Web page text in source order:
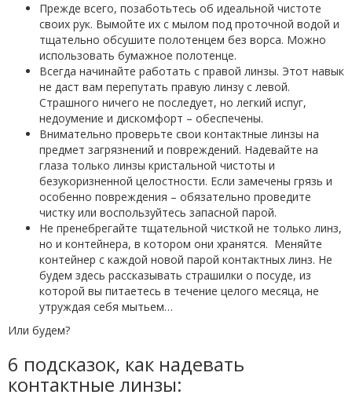
Прежде всего, позаботьтесь об идеальной чистоте
своих рук. Вымойте их с мылом под проточной водой и
тщательно обсушите полотенцем без ворса. Можно
использовать бумажное полотенце.
Всегда начинайте работать с правой линзы. Этот навык
не даст вам перепутать правую линзу с левой.
Страшного ничего не последует, но легкий испуг,
недоумение и дискомфорт – обеспечены.
Внимательно проверьте свои контактные линзы на
предмет загрязнений и повреждений. Надевайте на
глаза только линзы кристальной чистоты и
безукоризненной целостности. Если замечены грязь и
особенно повреждения – обязательно проведите
чистку или воспользуйтесь запасной парой.
Не пренебрегайте тщательной чисткой не только линз,
но и контейнера, в котором они хранятся. Меняйте
контейнер с каждой новой парой контактных линз. Не
будем здесь рассказывать страшилки о посуде, из
которой вы питаетесь в течение целого месяца, не
утруждая себя мытьем…
Или будем?
6 подсказок, как надевать
контактные линзы: